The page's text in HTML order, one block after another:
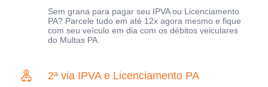
Sem grana para pagar seu IPVA ou Licenciamento
PA? Parcele tudo em até 12x agora mesmo e fique
com seu veículo em dia com os débitos veiculares
do Multas PA.
2ª via IPVA e Licenciamento PA